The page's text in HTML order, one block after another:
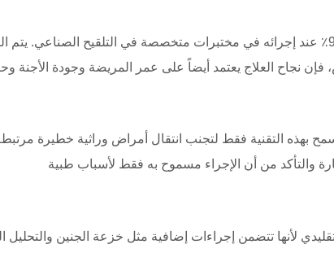
يمكن للفحص الجيني قبل الزرع تحديد الجنس الكروموسومي للجنين بدقة تتجاوز 99٪ عند إجرائه في مختبرات
بهذه التقنية فقط لتجنب انتقال أمراض وراثية خطيرة
لأنها تتضمن إجراءات إضافية مثل خزعة الجنين